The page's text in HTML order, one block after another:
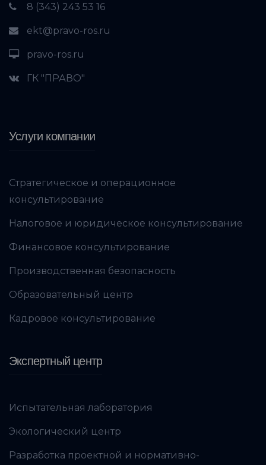
8 (343) 243 53 16
ekt@pravo-ros.ru
pravo-ros.ru
ГК "ПРАВО"
Услуги компании
Стратегическое и операционное
консультирование
Налоговое и юридическое консультирование
Финансовое консультирование
Производственная безопасность
Образовательный центр
Кадровое консультирование
Экспертный центр
Испытательная лаборатория
Экологический центр
Разработка проектной и нормативно-